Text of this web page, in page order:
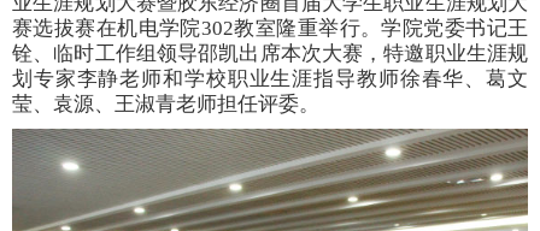
赛选拔赛在机电学院302教室隆重举行。学院党委书记王
铨、临时工作组领导邵凯出席本次大赛，特邀职业生涯规
划专家李静老师和学校职业生涯指导教师徐春华、葛文
莹、袁源、王淑青老师担任评委。